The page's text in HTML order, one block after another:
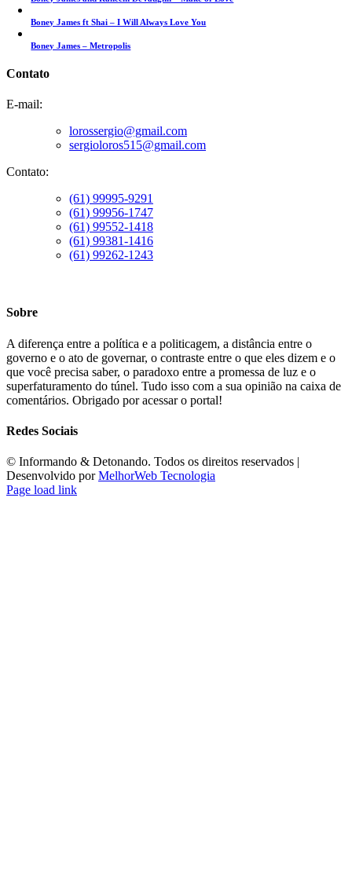
Boney James ft Shai – I Will Always Love You
Boney James – Metropolis
Contato
E-mail:
lorossergio@gmail.com
sergioloros515@gmail.com
Contato:
(61) 99995-9291
(61) 99956-1747
(61) 99552-1418
(61) 99381-1416
(61) 99262-1243
Sobre
A diferença entre a política e a politicagem, a distância entre o
governo e o ato de governar, o contraste entre o que eles dizem e o
que você precisa saber, o paradoxo entre a promessa de luz e o
superfaturamento do túnel. Tudo isso com a sua opinião na caixa de
comentários. Obrigado por acessar o portal!
Redes Sociais
©️ Informando & Detonando. Todos os direitos reservados |
Desenvolvido porMelhorWeb Tecnologia
Page load link